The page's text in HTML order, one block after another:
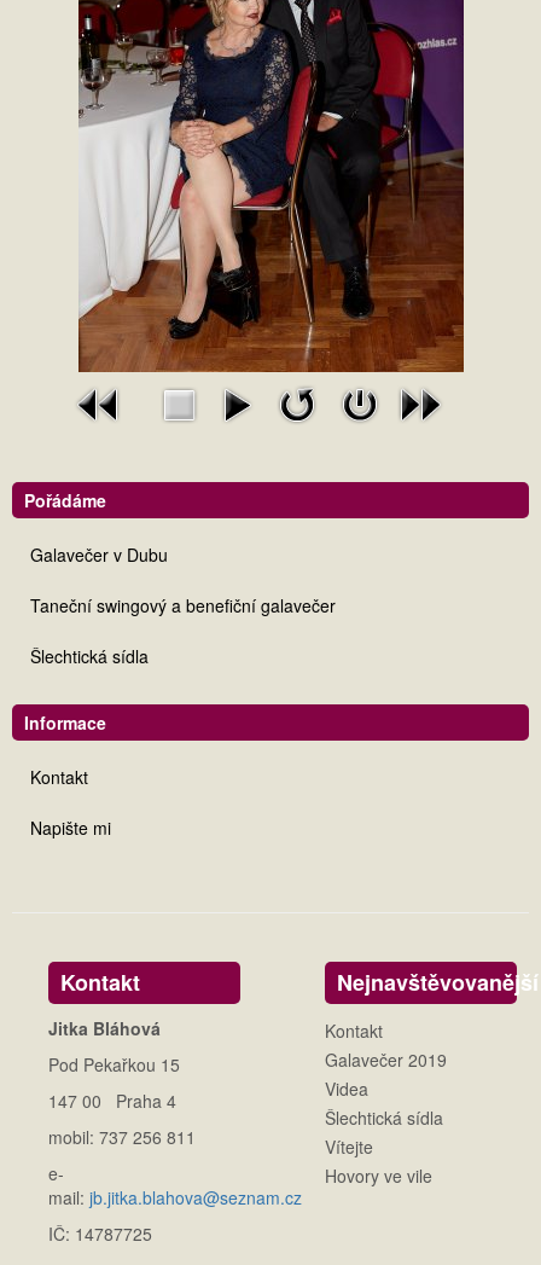
Pořádáme
Galavečer v Dubu
Taneční swingový a benefiční galavečer
Šlechtická sídla
Informace
Kontakt
Napište mi
Kontakt
Jitka Bláhová
Pod Pekařkou 15
147 00 Praha 4
mobil: 737 256 811
e-
mail: jb.jitka.blahova@seznam.cz
IČ: 14787725
Nejnavštěvovanější
Kontakt
Galavečer 2019
Videa
Šlechtická sídla
Vítejte
Hovory ve vile